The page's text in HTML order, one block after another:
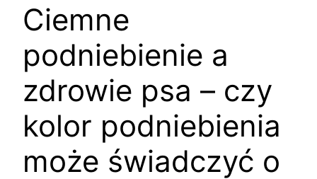
Ciemne
podniebienie a
zdrowie psa – czy
kolor podniebienia
może świadczyć o